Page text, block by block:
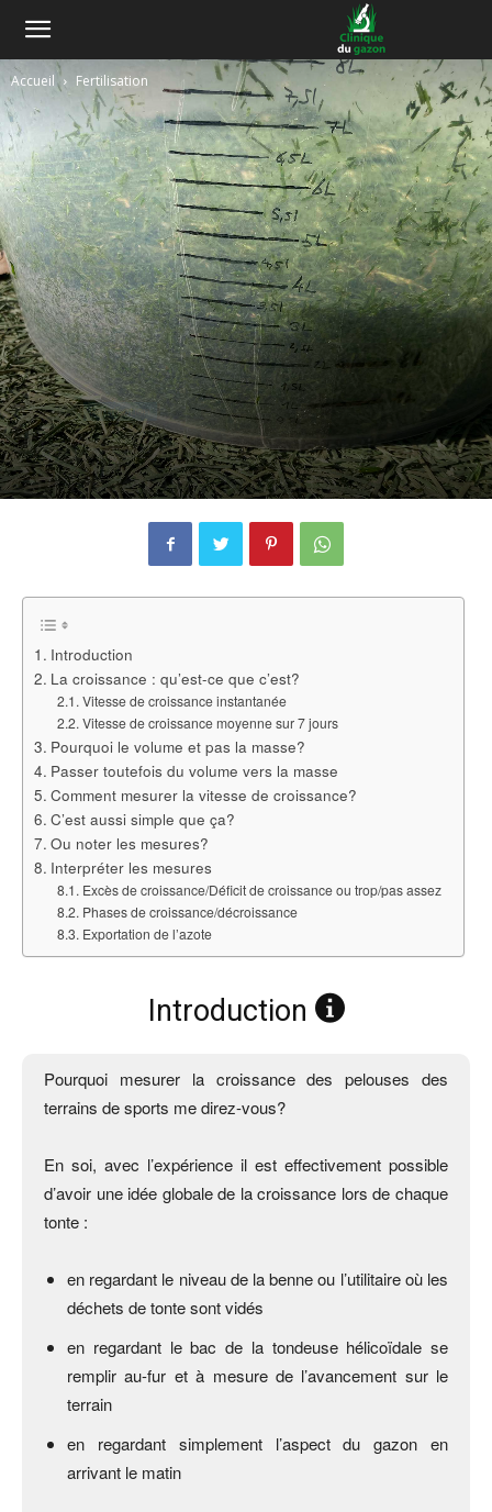
Accueil Fertilisation
A la une Fertilisation
Manuel de mesure de la croissance
sur les terrains de sports
Romain GIRAUD - 27 mars 2025 0
Introduction
La croissance : qu’est-ce que c’est?
Vitesse de croissance instantanée
Vitesse de croissance moyenne sur 7 jours
Pourquoi le volume et pas la masse?
Passer toutefois du volume vers la masse
Comment mesurer la vitesse de croissance?
C’est aussi simple que ça?
Ou noter les mesures?
Interpréter les mesures
Excès de croissance/Déficit de croissance ou trop/pas assez
Phases de croissance/décroissance
Exportation de l’azote
Introduction
Pourquoi mesurer la croissance des pelouses des
terrains de sports me direz-vous?
En soi, avec l’expérience il est effectivement possible
d’avoir une idée globale de la croissance lors de chaque
tonte :
en regardant le niveau de la benne ou l’utilitaire où les
déchets de tonte sont vidés
en regardant le bac de la tondeuse hélicoïdale se
remplir au-fur et à mesure de l’avancement sur le
terrain
en regardant simplement l’aspect du gazon en
arrivant le matin